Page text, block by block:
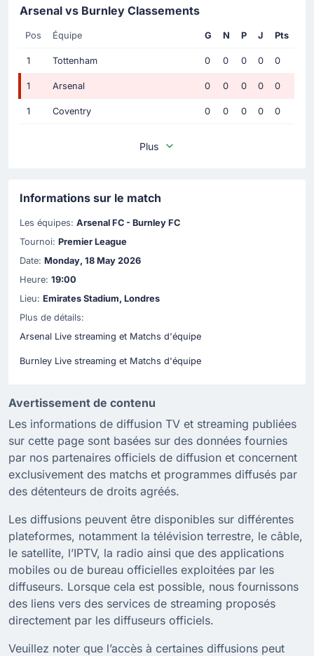
Arsenal vs Burnley Classements
Pos Équipe G N P J Pts
1 Tottenham 0 0 0 0 0
1 Arsenal 0 0 0 0 0
1 Coventry 0 0 0 0 0
Plus
Informations sur le match
Les équipes: Arsenal FC - Burnley FC
Tournoi: Premier League
Date: Monday, 18 May 2026
Heure: 19:00
Lieu: Emirates Stadium, Londres
Plus de détails:
Arsenal Live streaming et Matchs d'équipe
Burnley Live streaming et Matchs d'équipe
Avertissement de contenu
Les informations de diffusion TV et streaming publiées
sur cette page sont basées sur des données fournies
par nos partenaires officiels de diffusion et concernent
exclusivement des matchs et programmes diffusés par
des détenteurs de droits agréés.
Les diffusions peuvent être disponibles sur différentes
plateformes, notamment la télévision terrestre, le câble,
le satellite, l’IPTV, la radio ainsi que des applications
mobiles ou de bureau officielles exploitées par les
diffuseurs. Lorsque cela est possible, nous fournissons
des liens vers des services de streaming proposés
directement par les diffuseurs officiels.
Veuillez noter que l’accès à certaines diffusions peut